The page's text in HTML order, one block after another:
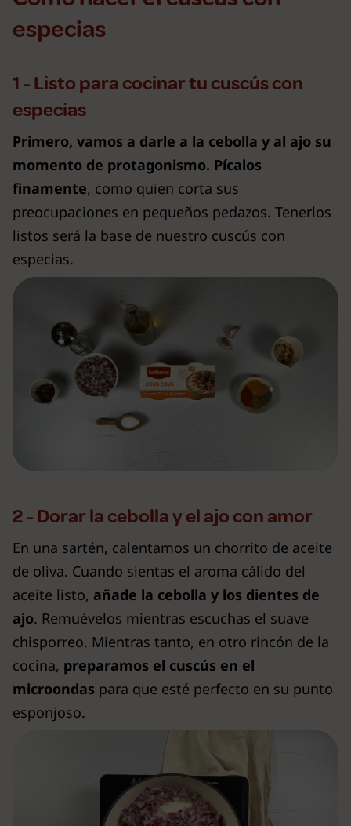
especias
1 - Listo para cocinar tu cuscús con
especias
Primero, vamos a darle a la cebolla y al ajo su
momento de protagonismo. Pícalos
finamente, como quien corta sus
preocupaciones en pequeños pedazos. Tenerlos
listos será la base de nuestro cuscús con
especias.
2 - Dorar la cebolla y el ajo con amor
En una sartén, calentamos un chorrito de aceite
de oliva. Cuando sientas el aroma cálido del
aceite listo, añade la cebolla y los dientes de
ajo. Remuévelos mientras escuchas el suave
chisporreo. Mientras tanto, en otro rincón de la
cocina, preparamos el cuscús en el
microondas para que esté perfecto en su punto
esponjoso.